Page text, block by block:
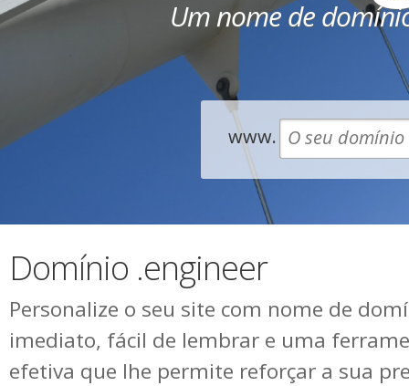
Um nome de
www.
Domínio .engineer
Personalize o seu site com nome de
imediato, fácil de lembrar e uma
efetiva que lhe permite reforçar a sua